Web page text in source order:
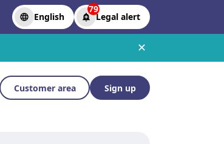
English
79
Legal alert
✕
Customer area Sign up